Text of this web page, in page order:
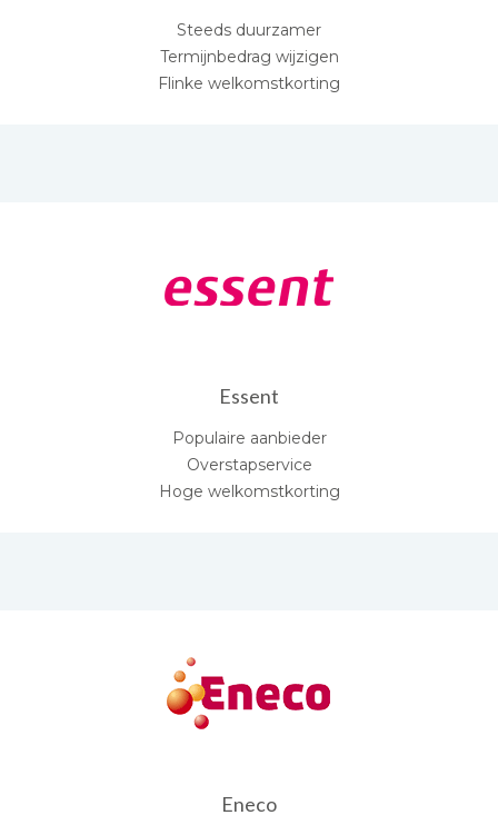
Steeds duurzamer
Termijnbedrag wijzigen
Flinke welkomstkorting
Essent
Populaire aanbieder
Overstapservice
Hoge welkomstkorting
Eneco